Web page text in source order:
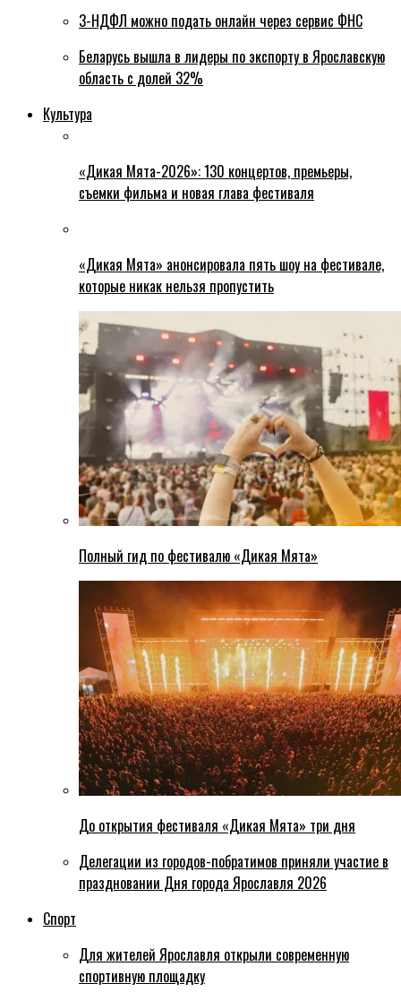
3-НДФЛ можно подать онлайн через сервис ФНС
Беларусь вышла в лидеры по экспорту в Ярославскую
область с долей 32%
Культура
«Дикая Мята-2026»: 130 концертов, премьеры,
съемки фильма и новая глава фестиваля
«Дикая Мята» анонсировала пять шоу на фестивале,
которые никак нельзя пропустить
Полный гид по фестивалю «Дикая Мята»
До открытия фестиваля «Дикая Мята» три дня
Делегации из городов-побратимов приняли участие в
праздновании Дня города Ярославля 2026
Спорт
Для жителей Ярославля открыли современную
спортивную площадку